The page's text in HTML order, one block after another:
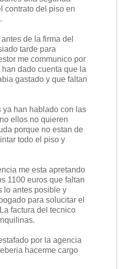
contrato del piso en
de la firma del
tarde para
me communico por
dado cuenta que la
gastado y que faltan
han hablado con las
ellos no quieren
porque no estan de
todo el piso y
me esta apretando
1100 euros que faltan
lo antes posible y
para solucitar el
factura del tecnico
por la agencia
hacerme cargo